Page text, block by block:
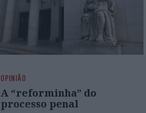
OPINIÃO
A “reforminha” do
processo penal